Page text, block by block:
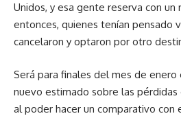
Unidos, y esa gente reserva con un
entonces, quienes tenían pensado
cancelaron y optaron por otro
Será para finales del mes de enero
nuevo estimado sobre las pérdidas
al poder hacer un comparativo con